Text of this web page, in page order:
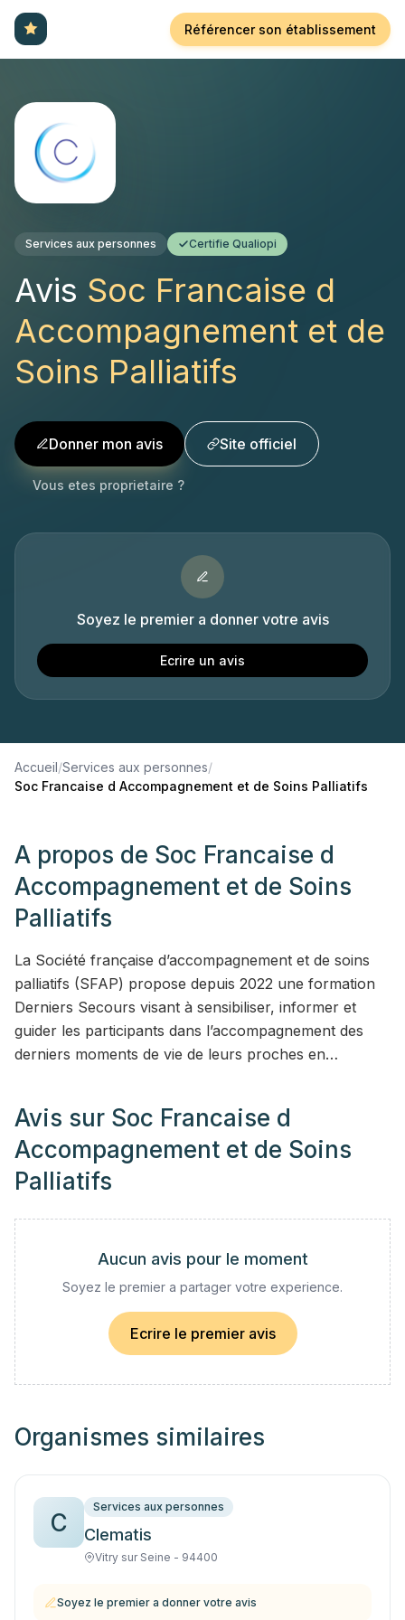
Référencer son établissement
Services aux personnes Certifie Qualiopi
Avis Soc Francaise d
Accompagnement et de
Soins Palliatifs
Donner mon avis Site officiel
Vous etes proprietaire ?
Soyez le premier a donner votre avis
Ecrire un avis
Accueil/Services aux personnes/
Soc Francaise d Accompagnement et de Soins Palliatifs
A propos de Soc Francaise d
Accompagnement et de Soins
Palliatifs
La Société française d’accompagnement et de soins
palliatifs (SFAP) propose depuis 2022 une formation
Derniers Secours visant à sensibiliser, informer et
guider les participants dans l’accompagnement des
derniers moments de vie de leurs proches en…
Avis sur Soc Francaise d
Accompagnement et de Soins
Palliatifs
Aucun avis pour le moment
Soyez le premier a partager votre experience.
Ecrire le premier avis
Organismes similaires
C
Services aux personnes
Clematis
Vitry sur Seine - 94400
Soyez le premier a donner votre avis